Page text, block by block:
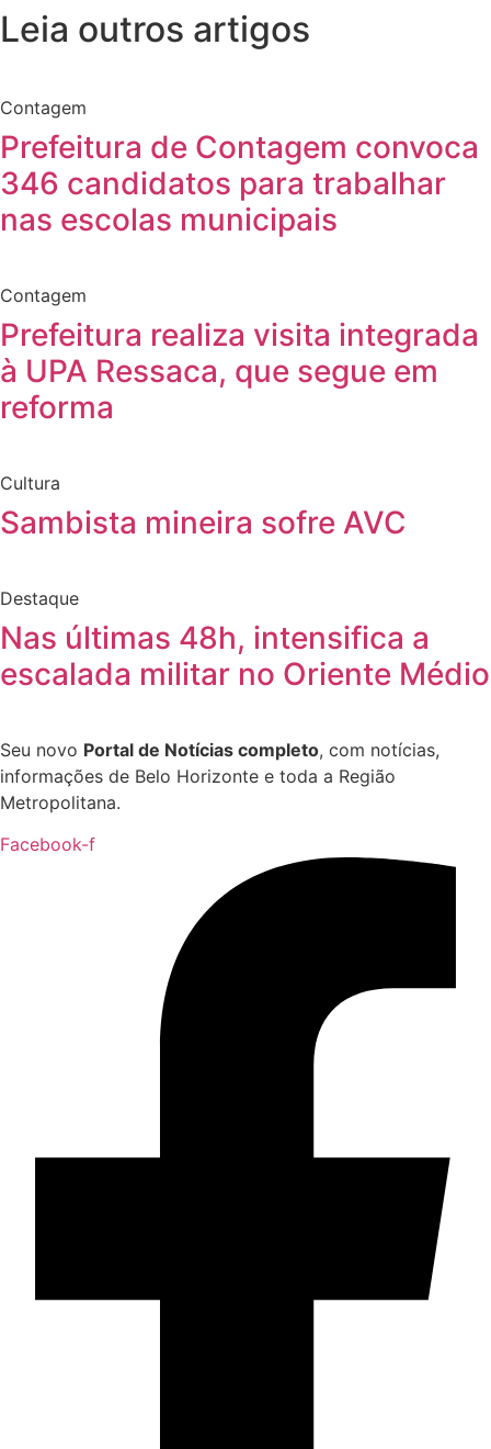
Leia outros artigos
Contagem
Prefeitura de Contagem convoca
346 candidatos para trabalhar
nas escolas municipais
Contagem
Prefeitura realiza visita integrada
à UPA Ressaca, que segue em
reforma
Cultura
Sambista mineira sofre AVC
Destaque
Nas últimas 48h, intensifica a
escalada militar no Oriente Médio
Seu novo Portal de Notícias completo, com notícias,
informações de Belo Horizonte e toda a Região
Metropolitana.
Facebook-f